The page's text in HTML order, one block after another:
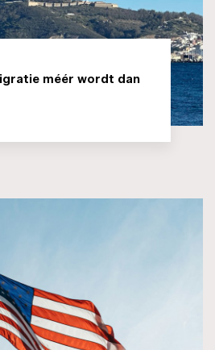
méér wordt dan